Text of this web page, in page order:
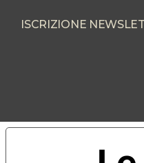
ISCRIZIONE